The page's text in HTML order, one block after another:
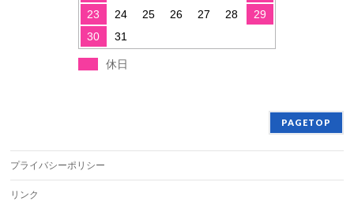
23
24 25 26 27 28
29
30
31
休日
PAGETOP
プライバシーポリシー
リンク